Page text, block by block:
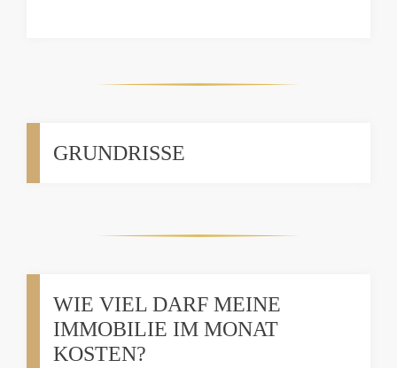
GRUNDRISSE
WIE VIEL DARF MEINE
IMMOBILIE IM MONAT
KOSTEN?